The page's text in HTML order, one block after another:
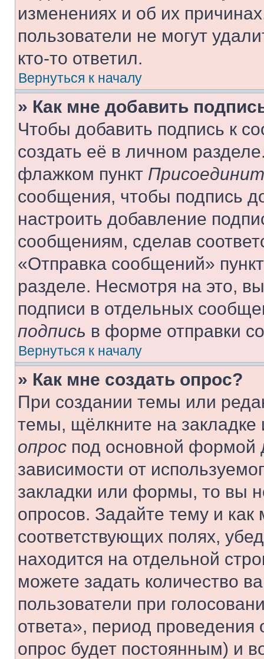
изменениях и об их
пользователи не могут
кто-то ответил.
Вернуться к началу
» Как мне добавить
Чтобы добавить подпись к
создать её в личном
флажком пункт
сообщения, чтобы подпись
настроить добавление
сообщениям, сделав
«Отправка сообщений»
разделе. Несмотря на это,
подписи в отдельных
подпись в форме отправки
Вернуться к началу
» Как мне создать опрос?
При создании темы или
темы, щёлкните на
опрос под основной формой
зависимости от
закладки или формы, то вы
опросов. Задайте тему и
соответствующих полях,
находится на отдельной
можете задать количество
пользователи при
ответа», период проведения
опрос будет постоянным) и